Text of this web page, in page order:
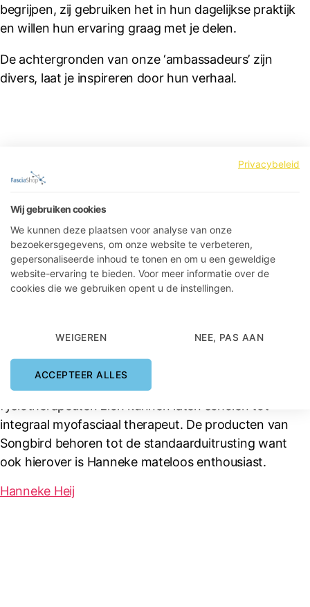
begrijpen, zij gebruiken het in hun dagelijkse praktijk
en willen hun ervaring graag met je delen.
De achtergronden van onze ‘ambassadeurs’ zijn
divers, laat je inspireren door hun verhaal.
Hanneke Heij | Opleider
Triggerpointcoach
Hanneke Heij kampte al zeven jaar met ernstige
pijnklachten toen ze in aanraking kwam met de
triggerpointtechniek. Haar klachten verdwenen en
haar enthousiasme voor deze behandelmethode werd
moeten weten van de mogelijkheden van deze
TriggerpointcoachⓇ, een florerend
opleidingsinstituut waar massage- en
fysiotherapeuten zich kunnen laten scholen tot
integraal myofasciaal therapeut. De producten van
Songbird behoren tot de standaarduitrusting want
ook hierover is Hanneke mateloos enthousiast.
Hanneke Heij
Privacybeleid
Wij gebruiken cookies
We kunnen deze plaatsen voor analyse van onze
bezoekersgegevens, om onze website te verbeteren,
gepersonaliseerde inhoud te tonen en om u een geweldige
website-ervaring te bieden. Voor meer informatie over de
cookies die we gebruiken opent u de instellingen.
WEIGEREN NEE, PAS AAN
ACCEPTEER ALLES